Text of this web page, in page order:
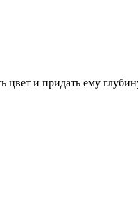
цвет и придать ему